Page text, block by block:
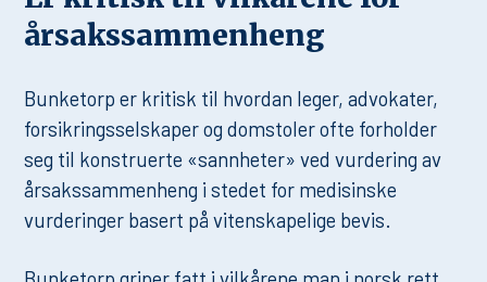
årsakssammenheng
Bunketorp er kritisk til hvordan leger, advokater,
forsikringsselskaper og domstoler ofte forholder
seg til konstruerte «sannheter» ved vurdering av
årsakssammenheng i stedet for medisinske
vurderinger basert på vitenskapelige bevis.